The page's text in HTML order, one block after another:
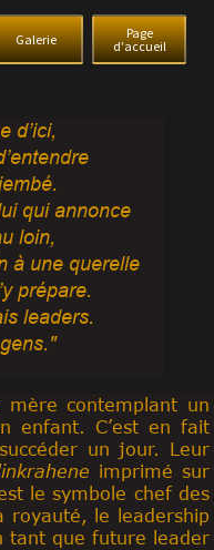
Page
d'accueil
Galerie
d’ici,
qui annonce
loin,
à une querelle
prépare.
leaders.
contemplant un
enfant. C’est en fait
un jour. Leur
imprimé sur
le symbole chef des
royauté, le leadership
tant que future leader